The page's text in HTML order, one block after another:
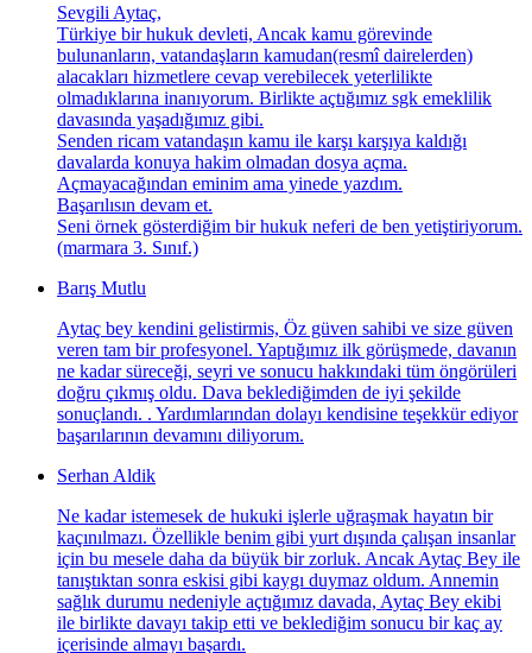
Sevgili Aytaç,
Türkiye bir hukuk devleti, Ancak kamu görevinde
bulunanların, vatandaşların kamudan(resmî dairelerden)
alacakları hizmetlere cevap verebilecek yeterlilikte
olmadıklarına inanıyorum. Birlikte açtığımız sgk emeklilik
davasında yaşadığımız gibi.
Senden ricam vatandaşın kamu ile karşı karşıya kaldığı
davalarda konuya hakim olmadan dosya açma.
Açmayacağından eminim ama yinede yazdım.
Başarılısın devam et.
Seni örnek gösterdiğim bir hukuk neferi de ben yetiştiriyorum.
(marmara 3. Sınıf.)
Barış Mutlu
Aytaç bey kendini gelistirmis, Öz güven sahibi ve size güven
veren tam bir profesyonel. Yaptığımız ilk görüşmede, davanın
ne kadar süreceği, seyri ve sonucu hakkındaki tüm öngörüleri
doğru çıkmış oldu. Dava beklediğimden de iyi şekilde
sonuçlandı. . Yardımlarından dolayı kendisine teşekkür ediyor
başarılarının devamını diliyorum.
Serhan Aldik
Ne kadar istemesek de hukuki işlerle uğraşmak hayatın bir
kaçınılmazı. Özellikle benim gibi yurt dışında çalışan insanlar
için bu mesele daha da büyük bir zorluk. Ancak Aytaç Bey ile
tanıştıktan sonra eskisi gibi kaygı duymaz oldum. Annemin
sağlık durumu nedeniyle açtığımız davada, Aytaç Bey ekibi
ile birlikte davayı takip etti ve beklediğim sonucu bir kaç ay
içerisinde almayı başardı.